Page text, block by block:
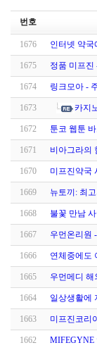
번호
1676 인터넷 약국
1675 정품 미프진
1674 링크모아 -
1673 카지
1672 툰코 웹툰
1671 비아그라의
1670 미프진약국
1669 뉴토끼: 최
1668 불꽃 만남
1667 우먼온리원
1666 연체중에도
1665 우먼메디
1664 일상생활에
1663 미프진코리
1662 MIFEGYNE